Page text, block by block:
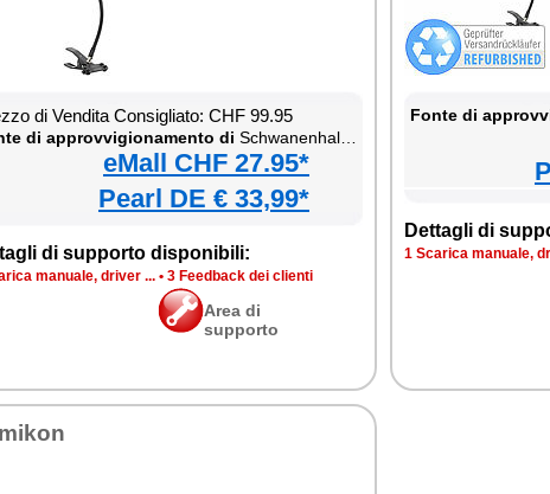
di Vendita Consigliato: CHF 99.95
di approvvigionamento di Schwanenhals Kamera Klemm Stativ
eMall CHF 27.95*
Pearl DE € 33,99*
di supporto disponibili:
manuale, driver ... • 3 Feedback dei clienti
Area di
supporto
Fonte di
Dettagli di
1 Scarica manuale,